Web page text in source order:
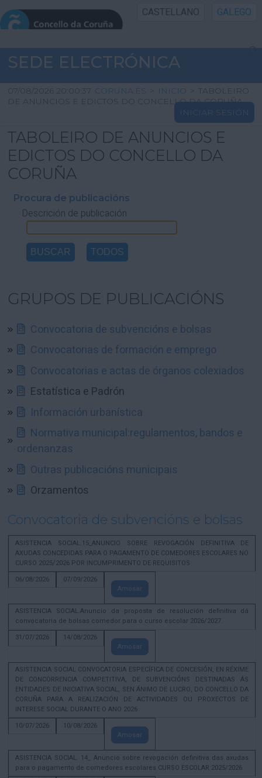
CASTELLANO GALEGO
INICIO SEDE
INICIO
INFORMACIÓN PÚBLICA
CARTAFOL CIDADÁN
AXUDA
SEDE ELECTRÓNICA
07/08/2026 20:00:37 CORUNA.ES > INICIO > TABOLEIRO
DE ANUNCIOS E EDICTOS DO CONCELLO DA CORUÑA
INICIAR SESIÓN
TABOLEIRO DE ANUNCIOS E
EDICTOS DO CONCELLO DA
CORUÑA
Procura de publicacións
Descrición de publicación
GRUPOS DE PUBLICACIÓNS
Convocatoria de subvencións e bolsas
Convocatorias de formación e emprego
Convocatorias e actas de órganos colexiados
Estatística e Padrón
Información urbanística
Normativa municipal:regulamentos, bandos e
ordenanzas
Outras publicacións municipais
Orzamentos
Convocatoria de subvencións e bolsas
ASISTENCIA SOCIAL.15_ANUNCIO SOBRE REVOGACIÓN DEFINITIVA DE
AXUDAS CONCEDIDAS PARA O PAGAMENTO DE COMEDORES ESCOLARES NO
CURSO 2025/2026 POR INCUMPRIMENTO DE REQUISITOS
06/08/2026
07/09/2026
Amosar
ASISTENCIA SOCIAL.Anuncio da proposta de resolución definitiva dá
convocatoria de bolsas comedor para o curso escolar 2026/2027.
31/07/2026
14/08/2026
Amosar
ASISTENCIA SOCIAL CONVOCATORIA ESPECÍFICA DE CONCESIÓN, EN RÉXIME
DE CONCORRENCIA COMPETITIVA, DE SUBVENCIÓNS DESTINADAS ÁS
ENTIDADES DE INICIATIVA SOCIAL, SEN ÁNIMO DE LUCRO, DO CONCELLO DA
CORUÑA PARA A REALIZACIÓN DE ACTIVIDADES OU PROXECTOS DE
INTERESE SOCIAL DURANTE O ANO 2026
10/07/2026
10/08/2026
Amosar
ASISTENCIA SOCIAL. 14_ Anuncio sobre revogación definitiva das axudas
para o pagamento de comedores escolares CURSO ESCOLAR 2025/2026